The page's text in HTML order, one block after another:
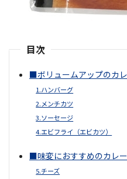
目次
■ボリュームアップのカ
1.ハンバーグ
2.メンチカツ
3.ソーセージ
4.エビフライ（エビカツ）
■味変におすすめのカレ
5.チーズ